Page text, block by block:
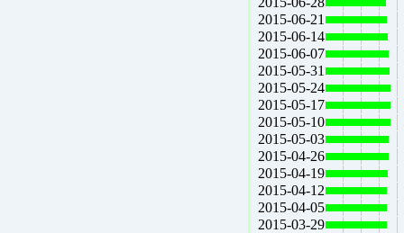
2015-06-21
2015-06-14
2015-06-07
2015-05-31
2015-05-24
2015-05-17
2015-05-10
2015-05-03
2015-04-26
2015-04-19
2015-04-12
2015-04-05
2015-03-29